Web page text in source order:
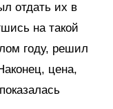
отдать их в
на такой
году, решил
цена,